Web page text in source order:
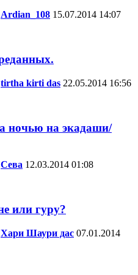
Ardian_108 15.07.2014 14:07
tirtha kirti das 22.05.2014 16:56
ночью на экадаши/
Сева 12.03.2014 01:08
или гуру?
Хари Шаури дас 07.01.2014